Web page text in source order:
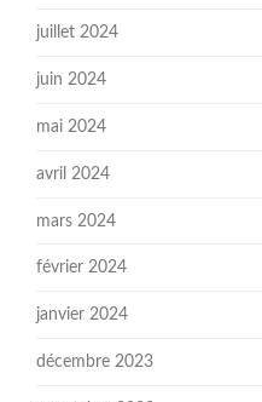
juillet 2024
juin 2024
mai 2024
avril 2024
mars 2024
février 2024
janvier 2024
décembre 2023